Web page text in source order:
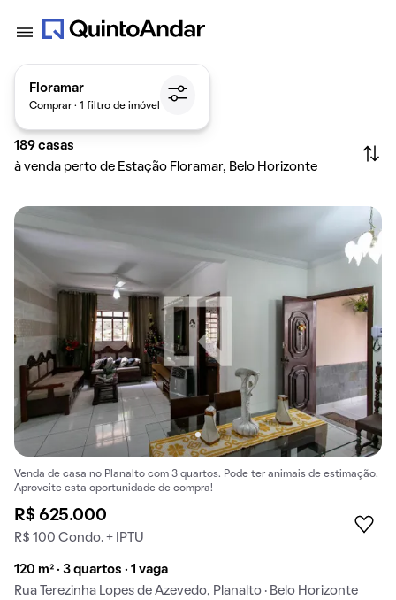
Floramar
Comprar · 1 filtro de imóvel
189 casas
à venda perto de Estação Floramar, Belo Horizonte
Venda de casa no Planalto com 3 quartos. Pode ter animais de estimação.
Aproveite esta oportunidade de compra!
R$ 625.000
R$ 100 Condo. + IPTU
120 m² · 3 quartos · 1 vaga
Rua Terezinha Lopes de Azevedo, Planalto · Belo Horizonte